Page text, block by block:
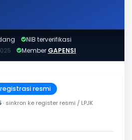
NIB terverifikasi
Member GAPENSI
resmi
· sinkron ke register resmi / LPJK
berlaku